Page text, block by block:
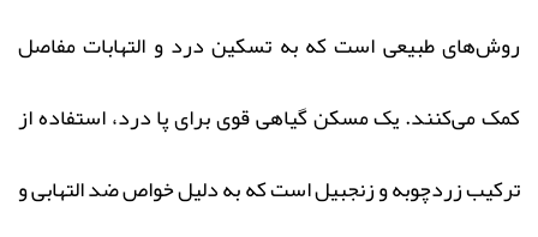
روش‌های طبیعی است که به تسکین درد و التهابات مفاصل
کمک می‌کنند. یک مسکن‌ گیاهی قوی برای پا درد، استفاده از
ترکیب زردچوبه و زنجبیل است که به دلیل خواص ضد التهابی و